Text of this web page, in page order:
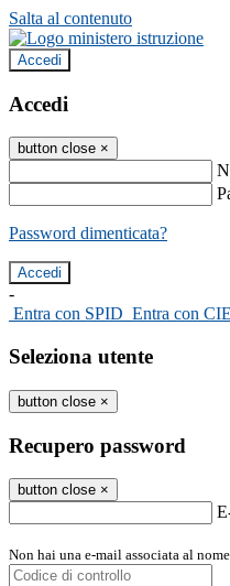
Salta al contenuto
Accedi
Accedi
button close ×
Password dimenticata?
-
Entra con SPID Entra con CIE
Seleziona utente
button close ×
Recupero password
button close ×
Non hai una e-mail associata al